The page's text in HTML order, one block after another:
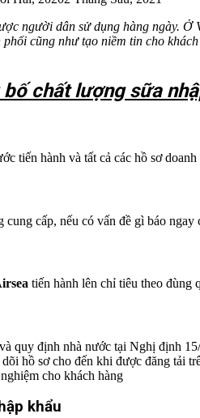
người dân sử dụng hàng ngày.
cũng như tạo niềm tin cho
chất lượng sữa
tiến hành và tất cả các hồ sơ
cung cấp, nếu có vấn đề gì báo
tiến hành lên chỉ tiêu theo đùng
quy định nhà nước tại Nghị định
hồ sơ cho đến khi được đăng tải
cho khách hàng
khẩu